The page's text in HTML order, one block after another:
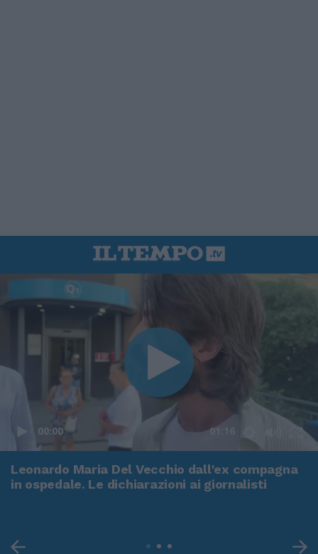
00:00 01:16
Leonardo Maria Del Vecchio dall'ex compagna
in ospedale. Le dichiarazioni ai giornalisti